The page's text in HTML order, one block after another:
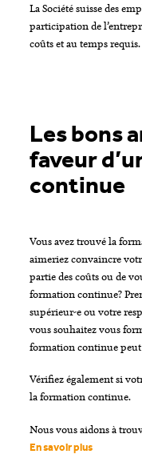
La Société suisse des
participation de
coûts et au temps requis.
Les bons
faveur
continue
Vous avez trouvé la
aimeriez convaincre
partie des coûts ou de
formation continue?
supérieur-e ou votre
vous souhaitez vous
formation continue peut
Vérifiez également si
la formation continue.
Nous vous aidons à
En savoir plus